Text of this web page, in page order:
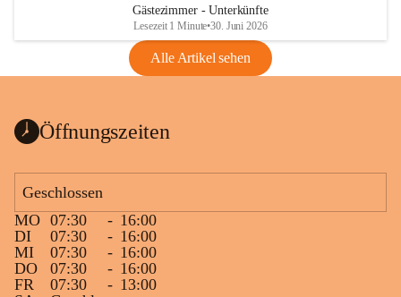
Gästezimmer - Unterkünfte
Lesezeit 1 Minute•30. Juni 2026
Alle Artikel sehen
Öffnungszeiten
Geschlossen
MO 07:30 - 16:00
DI
07:30 - 16:00
MI
07:30 - 16:00
DO
07:30 - 16:00
FR
07:30 - 13:00